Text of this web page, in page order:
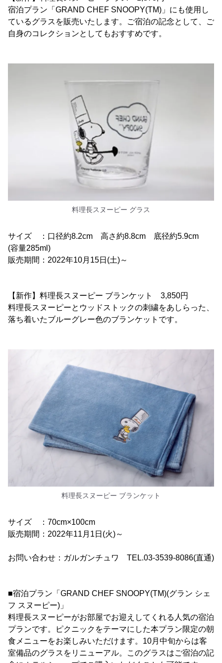
宿泊プラン「GRAND CHEF SNOOPY(TM)」にも使用し
ているグラスを販売いたします。ご宿泊の記念として、ご
自身のコレクションとしてもおすすめです。
料理長スヌーピー グラス
サイズ ：口径約8.2cm 高さ約8.8cm 底径約5.9cm
(容量285ml)
販売期間：2022年10月15日(土)～
【新作】料理長スヌーピー ブランケット 3,850円
料理長スヌーピーとウッドストックの刺繍をあしらった、
落ち着いたブルーグレー色のブランケットです。
料理長スヌーピー ブランケット
サイズ ：70cm×100cm
販売期間：2022年11月1日(火)～
お問い合わせ：ガルガンチュワ TEL.03-3539-8086(直通)
■宿泊プラン「GRAND CHEF SNOOPY(TM)(グラン シェ
フ スヌーピー)」
料理長スヌーピーがお部屋でお迎えしてくれる人気の宿泊
プランです。ピクニックをテーマにした本プラン限定の朝
食メニューをお楽しみいただけます。10月中旬からは客
室備品のグラスをリニューアル。このグラスはご宿泊の記